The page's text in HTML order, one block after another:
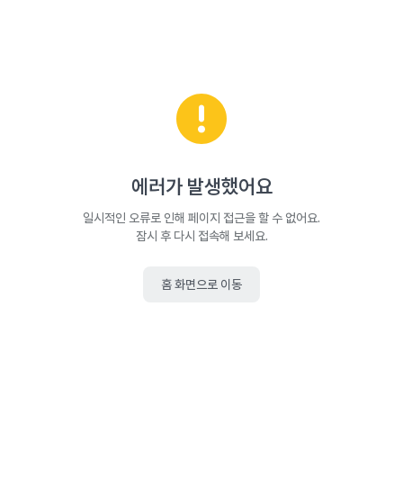
에러가 발생했어요
일시적인 오류로 인해 페이지 접근을 할 수 없어요.
잠시 후 다시 접속해 보세요.
홈 화면으로 이동